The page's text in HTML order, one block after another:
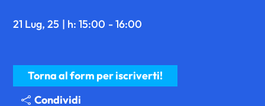
21 Lug, 25 | h: 15:00 - 16:00
Torna al form per iscriverti!
Condividi